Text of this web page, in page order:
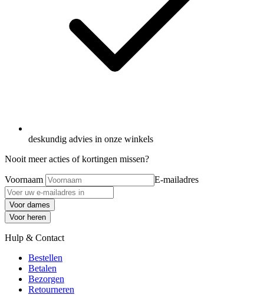
deskundig advies in onze winkels
Nooit meer acties of kortingen missen?
Voornaam E-mailadres
Voor dames
Voor heren
Hulp & Contact
Bestellen
Betalen
Bezorgen
Retourneren